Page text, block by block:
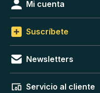
Mi cuenta
Suscríbete
Newsletters
Servicio al cliente